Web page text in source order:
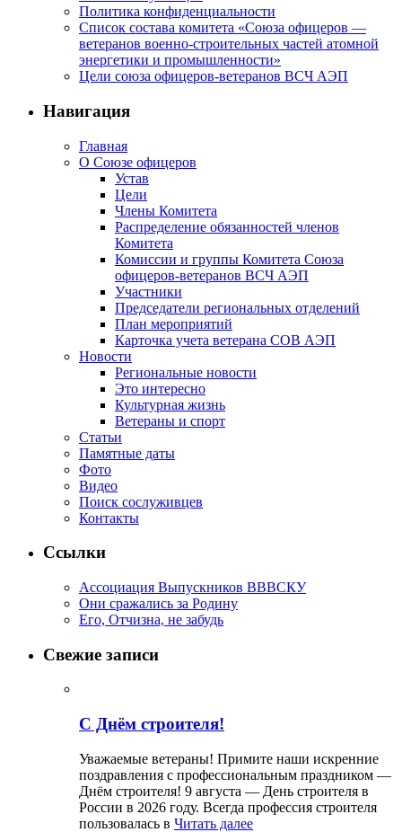
Политика конфиденциальности
Список состава комитета «Союза офицеров —
ветеранов военно-строительных частей атомной
энергетики и промышленности»
Цели союза офицеров-ветеранов ВСЧ АЭП
Навигация
Главная
О Союзе офицеров
Устав
Цели
Члены Комитета
Распределение обязанностей членов
Комитета
Комиссии и группы Комитета Союза
офицеров-ветеранов ВСЧ АЭП
Участники
Председатели региональных отделений
План мероприятий
Карточка учета ветерана CОВ АЭП
Новости
Региональные новости
Это интересно
Культурная жизнь
Ветераны и спорт
Статьи
Памятные даты
Фото
Видео
Поиск сослуживцев
Контакты
Ссылки
Ассоциация Выпускников ВВВСКУ
Они сражались за Родину
Его, Отчизна, не забудь
Свежие записи
С Днём строителя!
Уважаемые ветераны! Примите наши искренние
поздравления с профессиональным праздником —
Днём строителя! 9 августа — День строителя в
России в 2026 году. Всегда профессия строителя
пользовалась в Читать далее